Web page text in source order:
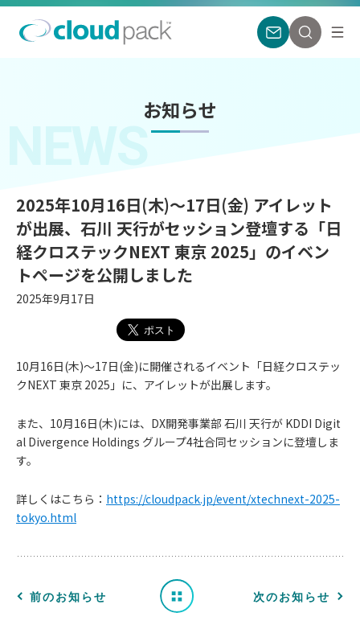
お知らせ
NEWS
2025年10月16日(木)〜17日(金) アイレット
が出展、石川 天行がセッション登壇する「日
経クロステックNEXT 東京 2025」のイベン
トページを公開しました
2025年9月17日
10月16日(木)〜17日(金)に開催されるイベント「日経クロステッ
クNEXT 東京 2025」に、アイレットが出展します。
また、10月16日(木)には、DX開発事業部 石川 天行が KDDI Digit
al Divergence Holdings グループ4社合同セッションに登壇しま
す。
詳しくはこちら： https://cloudpack.jp/event/xtechnext-2025-
tokyo.html
前のお知らせ
せ
一 次のお知らせ